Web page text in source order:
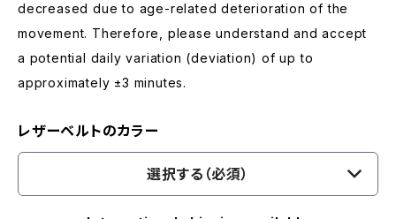
decreased due to age-related deterioration of the
movement. Therefore, please understand and accept
a potential daily variation (deviation) of up to
approximately ±3 minutes.
レザーベルトのカラー
選択する（必須）